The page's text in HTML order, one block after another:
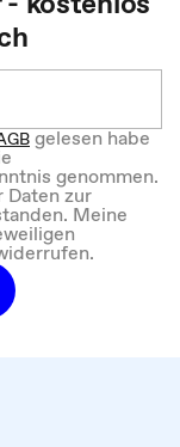
gelesen habe
genommen.
Daten zur
Meine